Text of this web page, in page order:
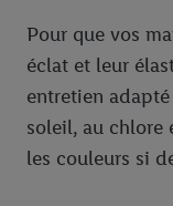
Pour que vos
éclat et leur
entretien
soleil, au chlore
les couleurs si
données.Vous